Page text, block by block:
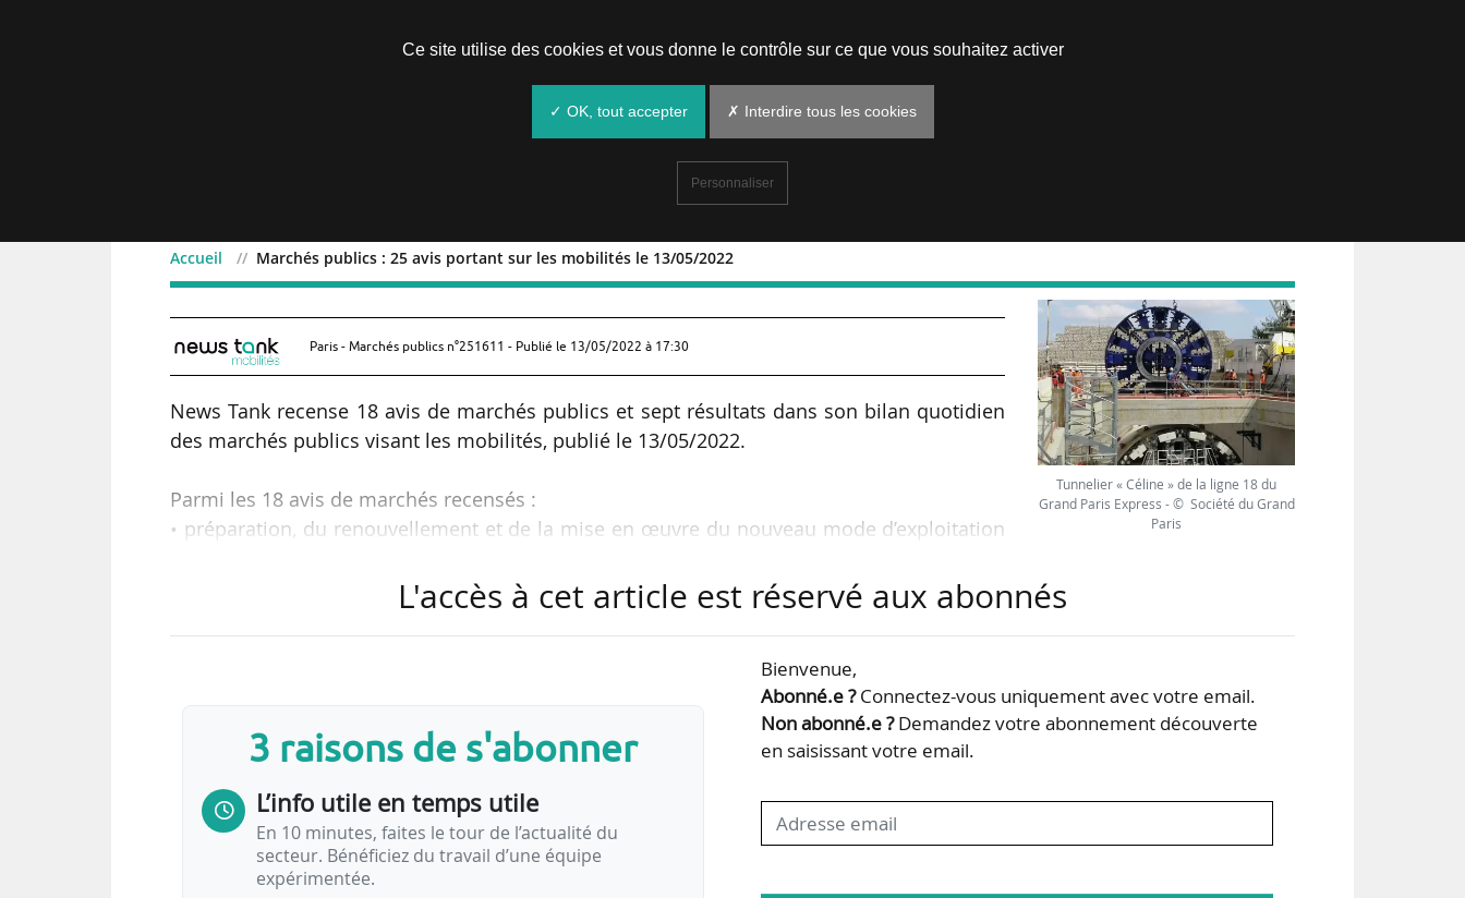
Accueil Marchés publics : 25 avis portant sur les mobilités le 13/05/2022
Marchés publics : 25 avis portant sur les mobilités le 13/05/2022
Paris - Marchés publics n°251611 - Publié le 13/05/2022 à 17:30
News Tank recense 18 avis de marchés publics et sept résultats dans son bilan quotidien
des marchés publics visant les mobilités, publié le 13/05/2022.
Parmi les 18 avis de marchés recensés :
• préparation, du renouvellement et de la mise en œuvre du nouveau mode d’exploitation
• contrat relatif à l’exploitation du service de transport de personnes - ligne 18 du Grand
La CA du Nord Grande-Terre (Guadeloupe) publie quatre marchés clos le 07/06/2022 :
• élaboration du schéma directeur des modes actifs ;
• élaboration du schéma directeur d’accessibilité ;
• diagnostic, amélioration, création et orientations relatives aux points…
Tunnelier « Céline » de la ligne 18 du
Grand Paris Express - © Société du Grand
Paris
L'accès à cet article est réservé aux abonnés
3 raisons de s'abonner
L’info utile en temps utile
En 10 minutes, faites le tour de l’actualité du
secteur. Bénéficiez du travail d’une équipe
expérimentée.
Bienvenue,
Abonné.e ?Connectez-vous uniquement avec votre email.
Non abonné.e ?Demandez votre abonnement découverte
en saisissant votre email.
Ce site utilise des cookies et vous donne le contrôle sur ce que vous souhaitez activer
✓ OK, tout accepter ✗ Interdire tous les cookies
Personnaliser